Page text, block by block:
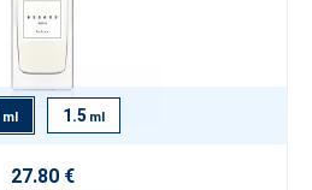
ml 1.5 ml
27.80 €